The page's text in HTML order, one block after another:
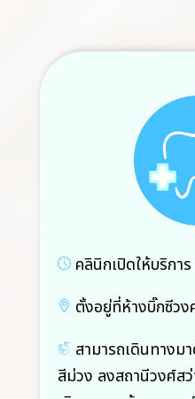
คลินิกเปิดให้บริกา
ตั้งอยู่ที่ห้างบิ๊กซีวง
สามารถเดินทางม
สีม่วง ลงสถานีวงศ์ส